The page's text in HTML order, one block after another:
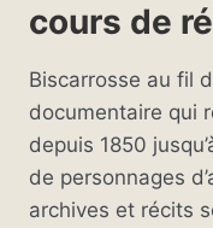
cours de
Biscarrosse au fil
documentaire qui
depuis 1850
de personnages
archives et récits